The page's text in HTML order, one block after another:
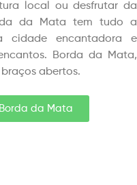
local ou desfrutar da
da Mata tem tudo a
cidade encantadora e
Borda da Mata,
abertos.
da Mata